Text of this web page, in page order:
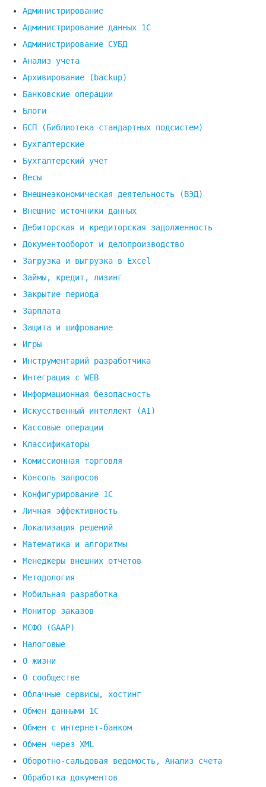
Администрирование
Администрирование данных 1С
Администрирование СУБД
Анализ учета
Архивирование (backup)
Банковские операции
Блоги
БСП (Библиотека стандартных подсистем)
Бухгалтерские
Бухгалтерский учет
Весы
Внешнеэкономическая деятельность (ВЭД)
Внешние источники данных
Дебиторская и кредиторская задолженность
Документооборот и делопроизводство
Загрузка и выгрузка в Excel
Займы, кредит, лизинг
Закрытие периода
Зарплата
Защита и шифрование
Игры
Инструментарий разработчика
Интеграция с WEB
Информационная безопасность
Искусственный интеллект (AI)
Кассовые операции
Классификаторы
Комиссионная торговля
Консоль запросов
Конфигурирование 1С
Личная эффективность
Локализация решений
Математика и алгоритмы
Менеджеры внешних отчетов
Методология
Мобильная разработка
Монитор заказов
МСФО (GAAP)
Налоговые
О жизни
О сообществе
Облачные сервисы, хостинг
Обмен данными 1С
Обмен с интернет-банком
Обмен через XML
Оборотно-сальдовая ведомость, Анализ счета
Обработка документов